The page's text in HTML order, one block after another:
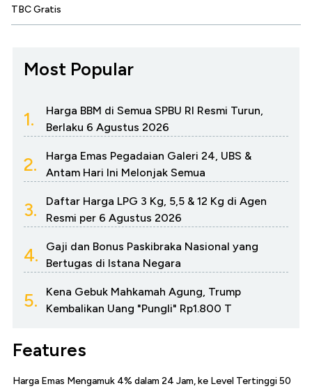
TBC Gratis
Most Popular
1.
Harga BBM di Semua SPBU RI Resmi Turun,
Berlaku 6 Agustus 2026
2.
Harga Emas Pegadaian Galeri 24, UBS &
Antam Hari Ini Melonjak Semua
3.
Daftar Harga LPG 3 Kg, 5,5 & 12 Kg di Agen
Resmi per 6 Agustus 2026
4.
Gaji dan Bonus Paskibraka Nasional yang
Bertugas di Istana Negara
5.
Kena Gebuk Mahkamah Agung, Trump
Kembalikan Uang "Pungli" Rp1.800 T
Features
Harga Emas Mengamuk 4% dalam 24 Jam, ke Level Tertinggi 50